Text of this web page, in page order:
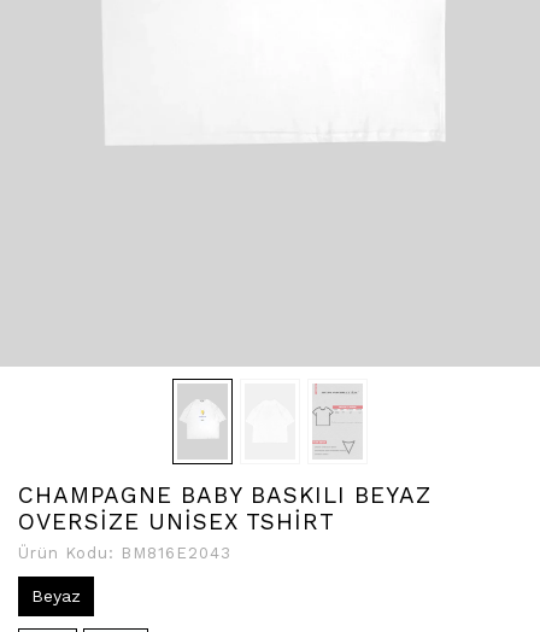
CHAMPAGNE BABY BASKILI BEYAZ
OVERSİZE UNİSEX TSHİRT
Ürün Kodu: BM816E2043
Beyaz